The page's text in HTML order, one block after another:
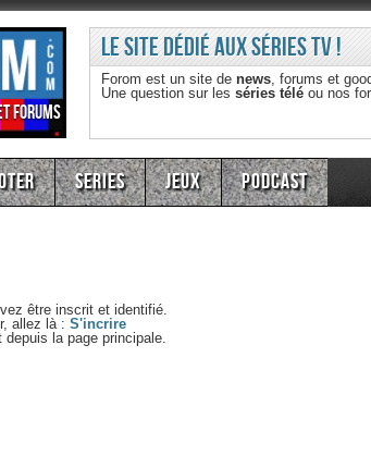
forums
Le site dédié aux séries TV !
Forom est un site de news, forums et
Une question sur les séries téléou nos
Series Jeux Podcast
être inscrit et identifié.
allez là : S'incrire
depuis la page principale.